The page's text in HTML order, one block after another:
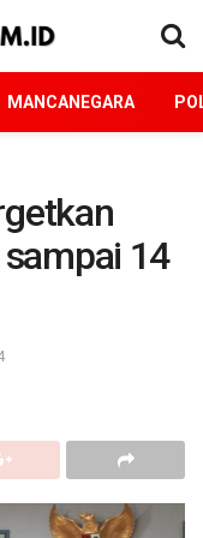
MANCANEGARA
14